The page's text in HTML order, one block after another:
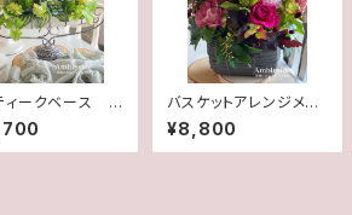
ィークベース オ
(造花)
バスケットアレンジメン
ト S
¥8,800